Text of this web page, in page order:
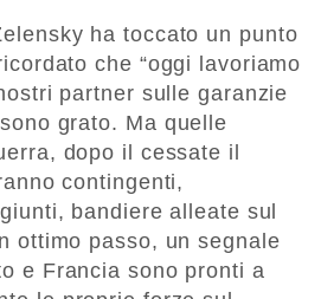
ha toccato un punto
che “oggi lavoriamo
partner sulle garanzie
grato. Ma quelle
dopo il cessate il
contingenti,
bandiere alleate sul
ottimo passo, un segnale
e Francia sono pronti a